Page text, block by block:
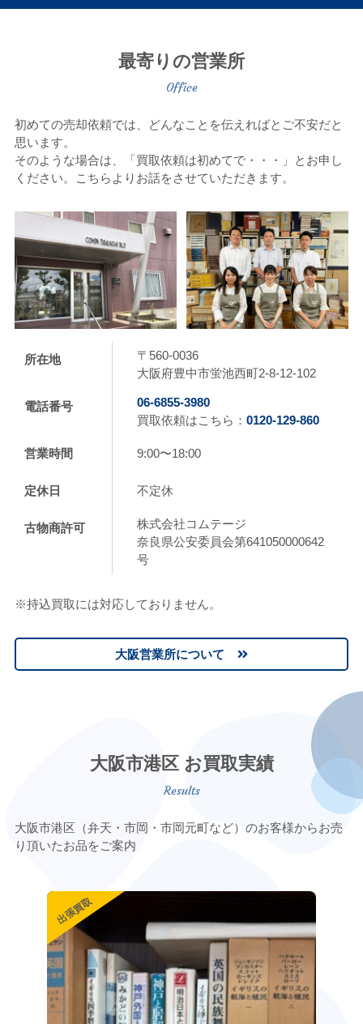
最寄りの営業所
初めての売却依頼では、どんなことを伝えればとご不安だと
思います。
そのような場合は、「買取依頼は初めてで・・・」とお申し
ください。こちらよりお話をさせていただきます。
所在地
〒560-0036
⼤阪府豊中市蛍池⻄町2-8-12-102
電話番号
06-6855-3980
買取依頼はこちら： 0120-129-860
営業時間 9:00〜18:00
定休日 不定休
古物商許可
株式会社コムテージ
奈良県公安委員会第641050000642
号
※持込買取には対応しておりません。
大阪営業所について
大阪市港区 お買取実績
大阪市港区（弁天・市岡・市岡元町など）のお客様からお売
り頂いたお品をご案内
出張買取